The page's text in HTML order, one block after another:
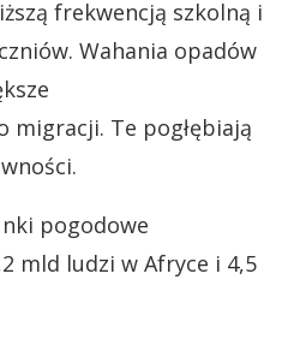
frekwencją szkolną i
Wahania opadów
Te pogłębiają
pogodowe
mld ludzi w Afryce i 4,5